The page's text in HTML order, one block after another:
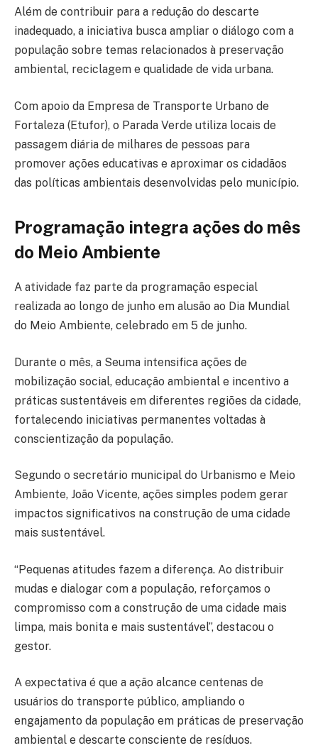
Além de contribuir para a redução do descarte
inadequado, a iniciativa busca ampliar o diálogo com a
população sobre temas relacionados à preservação
ambiental, reciclagem e qualidade de vida urbana.
Com apoio da Empresa de Transporte Urbano de
Fortaleza (Etufor), o Parada Verde utiliza locais de
passagem diária de milhares de pessoas para
promover ações educativas e aproximar os cidadãos
das políticas ambientais desenvolvidas pelo município.
Programação integra ações do mês
do Meio Ambiente
A atividade faz parte da programação especial
realizada ao longo de junho em alusão ao Dia Mundial
do Meio Ambiente, celebrado em 5 de junho.
Durante o mês, a Seuma intensifica ações de
mobilização social, educação ambiental e incentivo a
práticas sustentáveis em diferentes regiões da cidade,
fortalecendo iniciativas permanentes voltadas à
conscientização da população.
Segundo o secretário municipal do Urbanismo e Meio
Ambiente, João Vicente, ações simples podem gerar
impactos significativos na construção de uma cidade
mais sustentável.
“Pequenas atitudes fazem a diferença. Ao distribuir
mudas e dialogar com a população, reforçamos o
compromisso com a construção de uma cidade mais
limpa, mais bonita e mais sustentável”, destacou o
gestor.
A expectativa é que a ação alcance centenas de
usuários do transporte público, ampliando o
engajamento da população em práticas de preservação
ambiental e descarte consciente de resíduos.